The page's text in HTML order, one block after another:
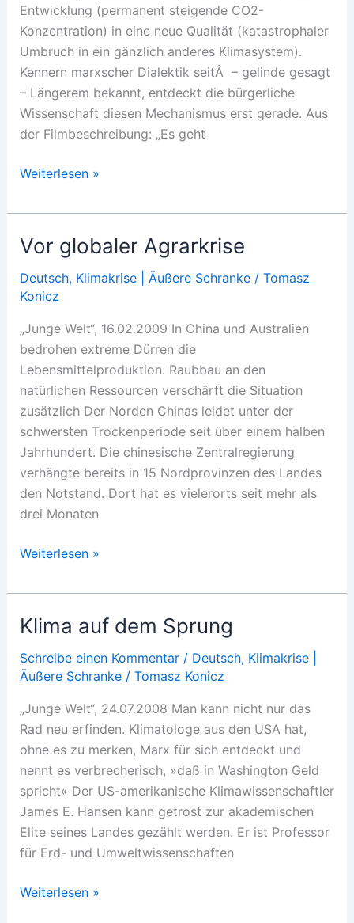
Entwicklung (permanent steigende CO2-
Konzentration) in eine neue Qualität (katastrophaler
Umbruch in ein gänzlich anderes Klimasystem).
Kennern marxscher Dialektik seitÂ – gelinde gesagt
– Längerem bekannt, entdeckt die bürgerliche
Wissenschaft diesen Mechanismus erst gerade. Aus
der Filmbeschreibung: „Es geht
Wake
Freak
Out
–
then
Get
Grip
Weiterlesen »
Vor globaler Agrarkrise
Deutsch, Klimakrise | Äußere Schranke/ Tomasz
Konicz
„Junge Welt“, 16.02.2009 In China und Australien
bedrohen extreme Dürren die
Lebensmittelproduktion. Raubbau an den
natürlichen Ressourcen verschärft die Situation
zusätzlich Der Norden Chinas leidet unter der
schwersten Trockenperiode seit über einem halben
Jahrhundert. Die chinesische Zentralregierung
verhängte bereits in 15 Nordprovinzen des Landes
den Notstand. Dort hat es vielerorts seit mehr als
drei Monaten
Vor
Agrarkrise
Weiterlesen »
Klima auf dem Sprung
Schreibe einen Kommentar / Deutsch, Klimakrise |
Äußere Schranke/ Tomasz Konicz
„Junge Welt“, 24.07.2008 Man kann nicht nur das
Rad neu erfinden. Klimatologe aus den USA hat,
ohne es zu merken, Marx für sich entdeckt und
nennt es verbrecherisch, »daß in Washington Geld
spricht« Der US-amerikanische Klimawissenschaftler
James E. Hansen kann getrost zur akademischen
Elite seines Landes gezählt werden. Er ist Professor
für Erd- und Umweltwissenschaften
Klima
Weiterlesen »